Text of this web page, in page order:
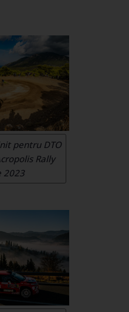
pentru DTO
Rally
2023